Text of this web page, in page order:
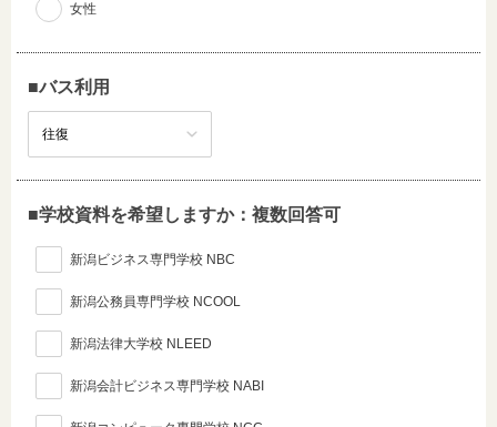
女性
■バス利用
■学校資料を希望しますか：複数回答可
新潟ビジネス専門学校 NBC
新潟公務員専門学校 NCOOL
新潟法律大学校 NLEED
新潟会計ビジネス専門学校 NABI